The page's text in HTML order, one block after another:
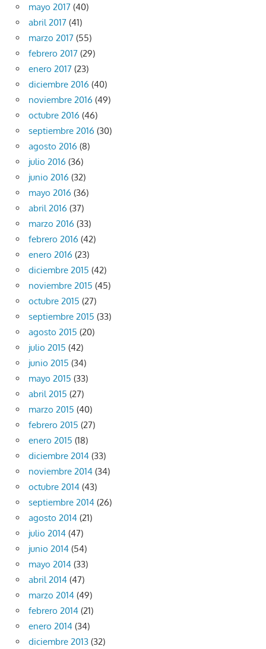
mayo 2017 (40)
abril 2017 (41)
marzo 2017 (55)
febrero 2017 (29)
enero 2017 (23)
diciembre 2016 (40)
noviembre 2016 (49)
octubre 2016 (46)
septiembre 2016 (30)
agosto 2016 (8)
julio 2016 (36)
junio 2016 (32)
mayo 2016 (36)
abril 2016 (37)
marzo 2016 (33)
febrero 2016 (42)
enero 2016 (23)
diciembre 2015 (42)
noviembre 2015 (45)
octubre 2015 (27)
septiembre 2015 (33)
agosto 2015 (20)
julio 2015 (42)
junio 2015 (34)
mayo 2015 (33)
abril 2015 (27)
marzo 2015 (40)
febrero 2015 (27)
enero 2015 (18)
diciembre 2014 (33)
noviembre 2014 (34)
octubre 2014 (43)
septiembre 2014 (26)
agosto 2014 (21)
julio 2014 (47)
junio 2014 (54)
mayo 2014 (33)
abril 2014 (47)
marzo 2014 (49)
febrero 2014 (21)
enero 2014 (34)
diciembre 2013 (32)